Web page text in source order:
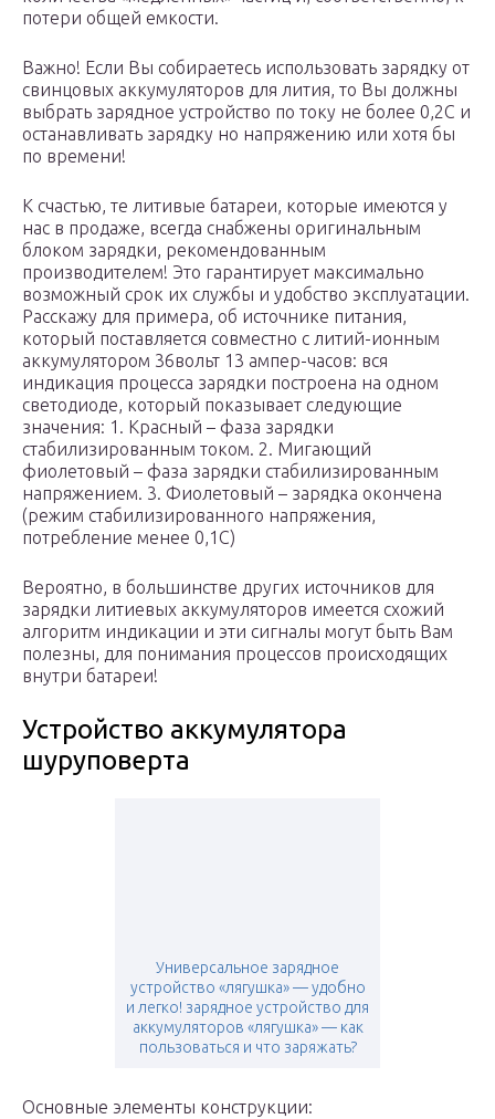
потери общей емкости.
Важно! Если Вы собираетесь использовать зарядку от
свинцовых аккумуляторов для лития, то Вы должны
выбрать зарядное устройство по току не более 0,2С и
останавливать зарядку но напряжению или хотя бы
по времени!
К счастью, те литивые батареи, которые имеются у
нас в продаже, всегда снабжены оригинальным
блоком зарядки, рекомендованным
производителем! Это гарантирует максимально
возможный срок их службы и удобство эксплуатации.
Расскажу для примера, об источнике питания,
который поставляется совместно с литий-ионным
аккумулятором 36вольт 13 ампер-часов: вся
индикация процесса зарядки построена на одном
светодиоде, который показывает следующие
значения: 1. Красный – фаза зарядки
стабилизированным током. 2. Мигающий
фиолетовый – фаза зарядки стабилизированным
напряжением. 3. Фиолетовый – зарядка окончена
(режим стабилизированного напряжения,
потребление менее 0,1С)
Вероятно, в большинстве других источников для
зарядки литиевых аккумуляторов имеется схожий
алгоритм индикации и эти сигналы могут быть Вам
полезны, для понимания процессов происходящих
внутри батареи!
Устройство аккумулятора
шуруповерта
Универсальное зарядное
устройство «лягушка» — удобно
и легко! зарядное устройство для
аккумуляторов «лягушка» — как
пользоваться и что заряжать?
Основные элементы конструкции: